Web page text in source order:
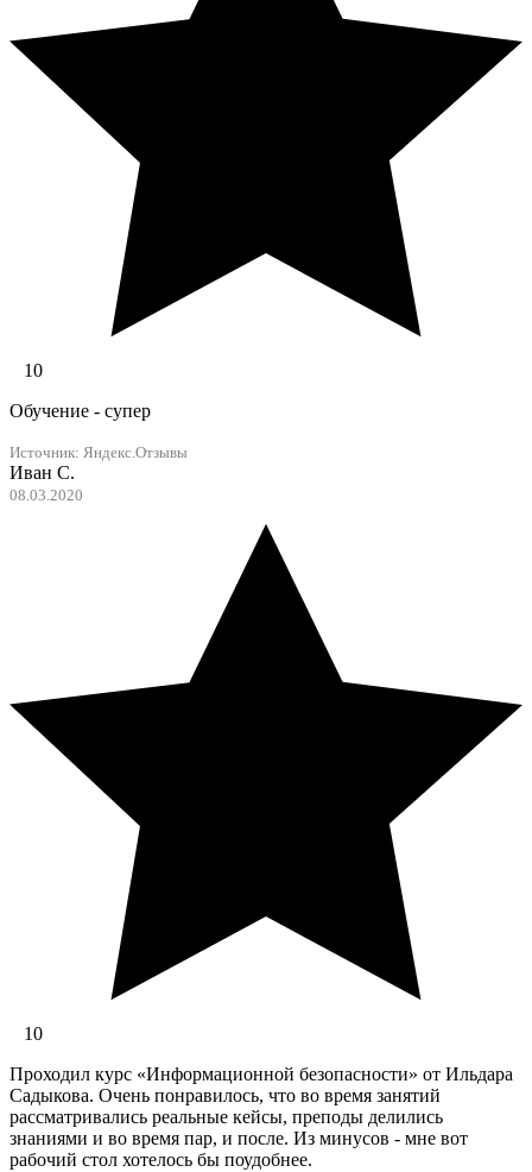
10
Обучение - супер
Источник: Яндекс.Отзывы
Иван С.
08.03.2020
10
Проходил курс «Информационной безопасности» от Ильдара
Садыкова. Очень понравилось, что во время занятий
рассматривались реальные кейсы, преподы делились
знаниями и во время пар, и после. Из минусов - мне вот
рабочий стол хотелось бы поудобнее.